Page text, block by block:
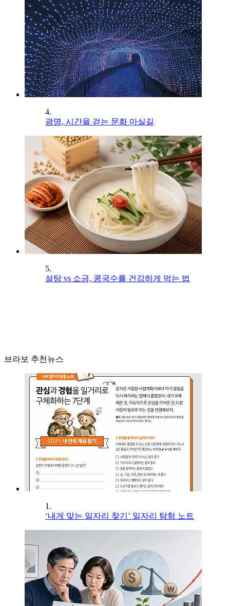
4.
광명, 시간을 걷는 문화 마실길
5.
설탕 vs 소금, 콩국수를 건강하게 먹는 법
브라보 추천뉴스
1.
‘내게 맞는 일자리 찾기’ 일자리 탐험 노트